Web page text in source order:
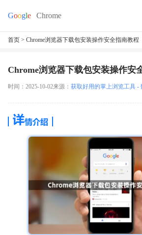
首页 > Chrome浏览器下载包安装操作安全指南教程
Chrome浏览器下载包安装操作安
时间：2025-10-02来源： 获取好用的掌上浏览工具 -